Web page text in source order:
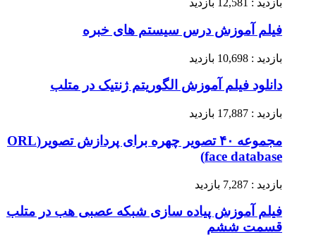
بازدید : 12,581 بازدید
فیلم آموزش درس سیستم های خبره
بازدید : 10,698 بازدید
دانلود فیلم آموزش الگوریتم ژنتیک در متلب
بازدید : 17,887 بازدید
مجموعه ۴۰ تصویر چهره برای پردازش تصویر(ORL
face database)
بازدید : 7,287 بازدید
فیلم آموزش پیاده سازی شبکه عصبی هب در متلب
قسمت ششم